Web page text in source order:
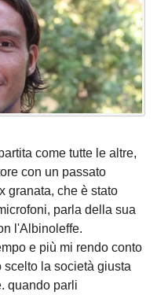
come tutte le altre,
con un passato
granata, che è stato
parla della sua
l'Albinoleffe.
e più mi rendo conto
la società giusta
quando parli